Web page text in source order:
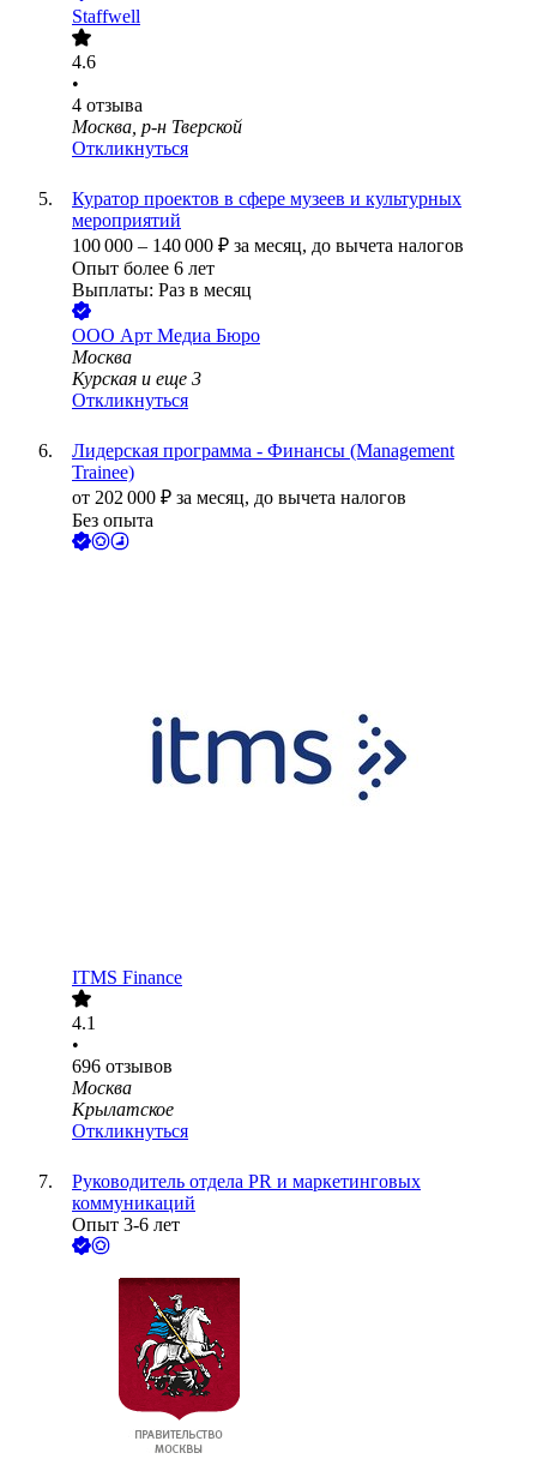
Staffwell
4.6
•
4 отзыва
Москва, р-н Тверской
Откликнуться
Куратор проектов в сфере музеев и культурных
мероприятий
100 000 – 140 000 ₽ за месяц, до вычета налогов
Опыт более 6 лет
Выплаты: Раз в месяц
ООО Арт Медиа Бюро
Москва
Курская и еще 3
Откликнуться
Лидерская программа - Финансы (Management
Trainee)
от 202 000 ₽ за месяц, до вычета налогов
Без опыта
ITMS Finance
4.1
•
696 отзывов
Москва
Крылатское
Откликнуться
Руководитель отдела PR и маркетинговых
коммуникаций
Опыт 3-6 лет